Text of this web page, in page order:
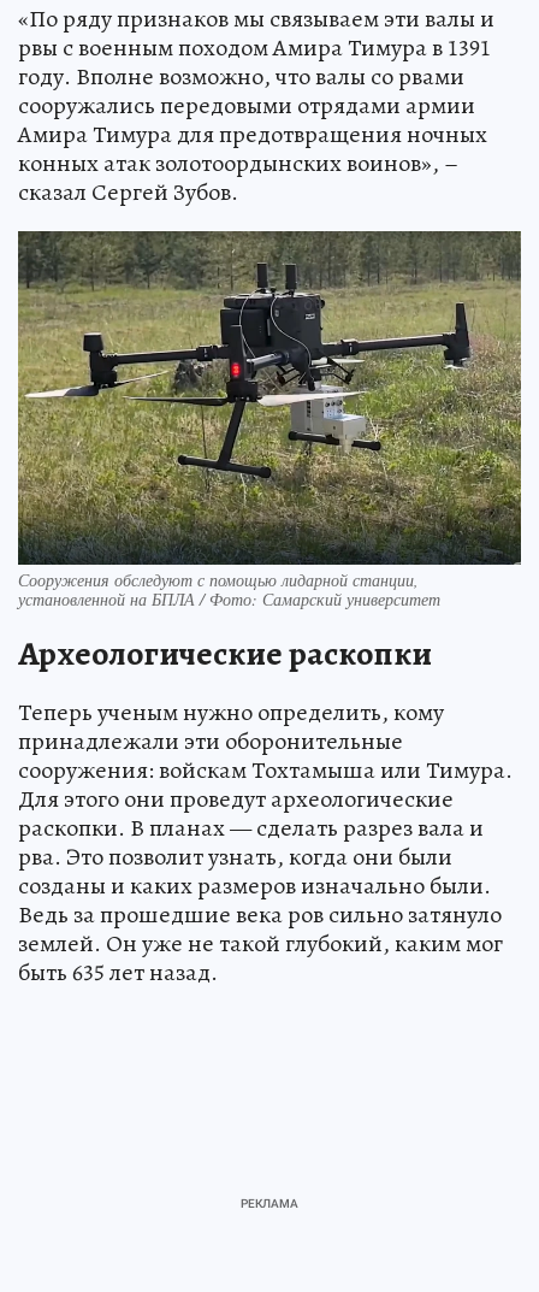
«По ряду признаков мы связываем эти валы и
рвы с военным походом Амира Тимура в 1391
году. Вполне возможно, что валы со рвами
сооружались передовыми отрядами армии
Амира Тимура для предотвращения ночных
конных атак золотоордынских воинов», –
сказал Сергей Зубов.
Сооружения обследуют с помощью лидарной станции,
установленной на БПЛА / Фото: Самарский университет
Археологические раскопки
Теперь ученым нужно определить, кому
принадлежали эти оборонительные
сооружения: войскам Тохтамыша или Тимура.
Для этого они проведут археологические
раскопки. В планах — сделать разрез вала и
рва. Это позволит узнать, когда они были
созданы и каких размеров изначально были.
Ведь за прошедшие века ров сильно затянуло
землей. Он уже не такой глубокий, каким мог
быть 635 лет назад.